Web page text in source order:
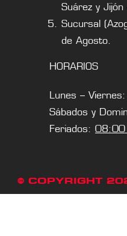
Suárez y Jijón
Sucursal
de Agosto.
HORARIOS
Lunes – Viernes:
Sábados y
Feriados:
© COPYRIGHT